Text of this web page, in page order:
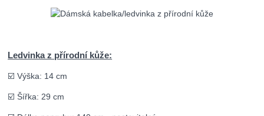
Ledvinka z přírodní kůže:
☑️ Výška: 14 cm
☑️ Šířka: 29 cm